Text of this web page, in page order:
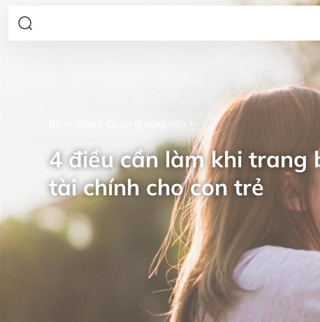
4 điều cần làm khi trang
tài chính cho con trẻ